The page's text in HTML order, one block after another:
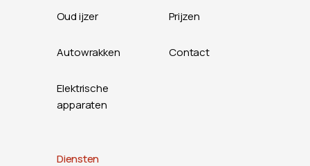
Oud ijzer
Autowrakken
Elektrische
apparaten
Prijzen
Contact
Diensten